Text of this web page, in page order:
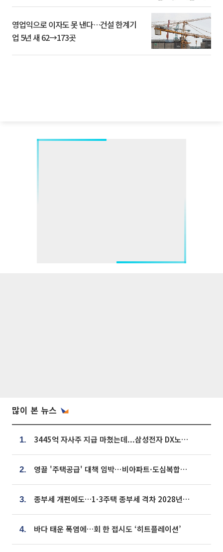
영업익으로 이자도 못 낸다…건설 한계기
업 5년 새 62→173곳
많이 본 뉴스
1. 3445억 자사주 지급 마쳤는데...삼성전자 DX노조, 뒤늦은 '떼쓰기 집회'
2. 영끌 '주택공급' 대책 임박⋯비아파트·도심복합까지 총동원
3. 종부세 개편에도…1·3주택 종부세 격차 2028년부터 확대
4. 바다 태운 폭염에…회 한 접시도 ‘히트플레이션’